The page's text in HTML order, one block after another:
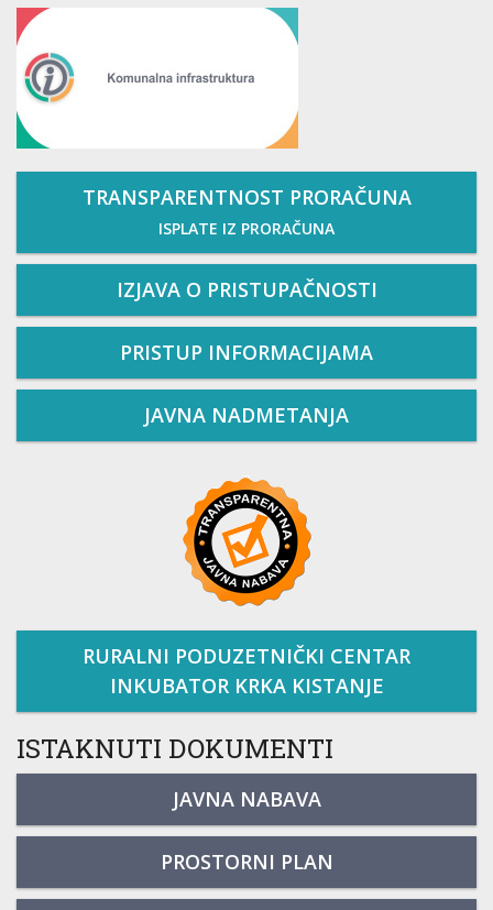
TRANSPARENTNOST PRORAČUNA
ISPLATE IZ PRORAČUNA
IZJAVA O PRISTUPAČNOSTI
PRISTUP INFORMACIJAMA
JAVNA NADMETANJA
RURALNI PODUZETNIČKI CENTAR
INKUBATOR KRKA KISTANJE
ISTAKNUTI DOKUMENTI
JAVNA NABAVA
PROSTORNI PLAN